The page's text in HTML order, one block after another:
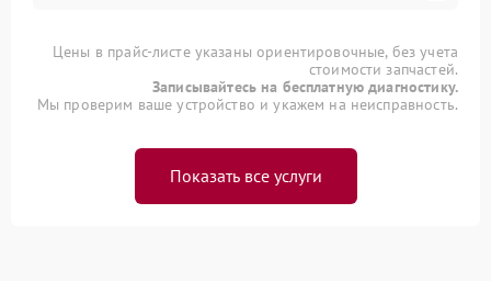
Цены в прайс-листе указаны ориентировочные, без учета
стоимости запчастей.
Записывайтесь на бесплатную диагностику.
Мы проверим ваше устройство и укажем на неисправность.
Показать все услуги